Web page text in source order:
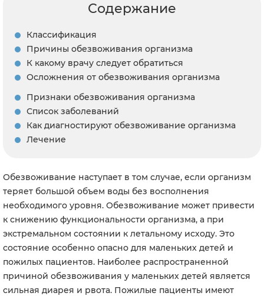
Содержание
Классификация
Причины обезвоживания организма
К какому врачу следует обратиться
Осложнения от обезвоживания организма
Признаки обезвоживания организма
Список заболеваний
Как диагностируют обезвоживание организма
Лечение
Обезвоживание наступает в том случае, если организм
теряет большой объем воды без восполнения
необходимого уровня. Обезвоживание может привести
к снижению функциональности организма, а при
экстремальном состоянии к летальному исходу. Это
состояние особенно опасно для маленьких детей и
пожилых пациентов. Наиболее распространенной
причиной обезвоживания у маленьких детей является
сильная диарея и рвота. Пожилые пациенты имеют